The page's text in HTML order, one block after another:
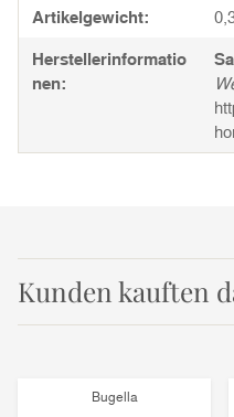
Artikelgewicht:
Herstellerinformatio
nen:
Kunden kauften
Bugella